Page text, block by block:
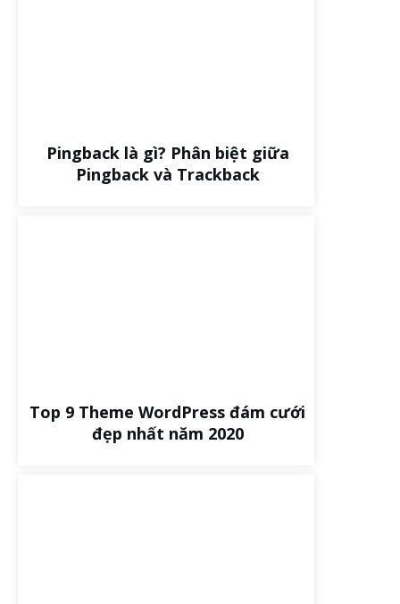
Pingback là gì? Phân biệt giữa
Pingback và Trackback
Top 9 Theme WordPress đám cưới
đẹp nhất năm 2020